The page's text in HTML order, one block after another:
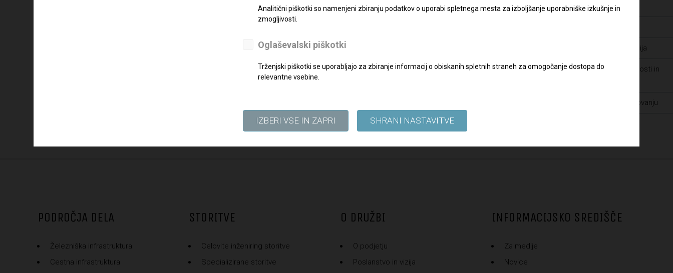
Varstvo osebnih podatkov
Javna naročila - dopolnilna dokumentacija
Prijava suma prevar ter drugih nepravilnosti in
Spoštovanje človekovih pravic pri poslovanju
PODROČJA DELA
Železniška infrastruktura
Cestna infrastruktura
STORITVE
Celovite inženiring storitve
Specializirane storitve
O DRUŽBI
O podjetju
Poslanstvo in vizija
INFORMACIJSKO SREDIŠČE
Za medije
Novice
Analitični piškotki so namenjeni zbiranju podatkov o uporabi spletnega mesta za izboljšanje uporabniške izkušnje in
zmogljivosti.
Oglaševalski piškotki
Trženjski piškotki se uporabljajo za zbiranje informacij o obiskanih spletnih straneh za omogočanje dostopa do
relevantne vsebine.
IZBERI VSE IN ZAPRI SHRANI NASTAVITVE